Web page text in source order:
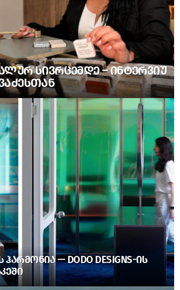
ᲡᲘᲕᲠᲪᲔᲛᲓᲔ – ᲘᲜᲢᲔᲠᲕᲘᲣ
— DODO DESIGNS-ᲘᲡ